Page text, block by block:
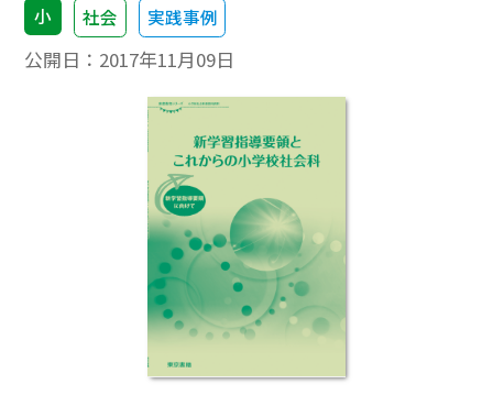
小 社会 実践事例
公開日： 2017年11月09日